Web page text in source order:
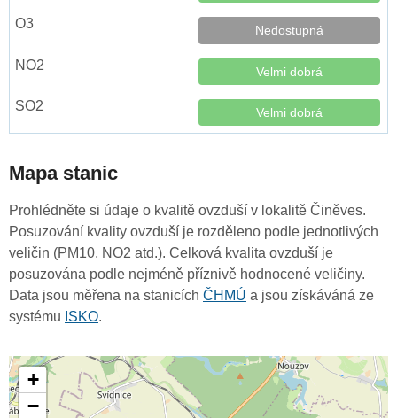
Nedostupná
Velmi dobrá
Velmi dobrá
Mapa stanic
Prohlédněte si údaje o kvalitě ovzduší v lokalitě Činěves.
Posuzování kvality ovzduší je rozděleno podle jednotlivých
veličin (PM10, NO2 atd.). Celková kvalita ovzduší je
posuzována podle nejméně příznivě hodnocené veličiny.
Data jsou měřena na stanicích ČHMÚ a jsou získáváná ze
systému ISKO.
+
−